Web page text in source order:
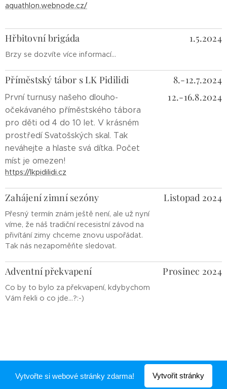
aquathlon.webnode.cz/
Hřbitovní brigáda
Brzy se dozvíte více informací...
1.5.2024
Příměstský tábor s LK Pidilidi
První turnusy našeho dlouho-
očekávaného příměstského tábora
pro děti od 4 do 10 let. V krásném
prostředí Svatošských skal. Tak
neváhejte a hlaste svá dítka. Počet
míst je omezen!
https://lkpidilidi.cz
8.-12.7.2024
12.-16.8.2024
Zahájení zimní sezóny
Přesný termín znám ještě není, ale už nyní
víme, že náš tradiční recesistní závod na
přivítání zimy chceme znovu uspořádat.
Tak nás nezapoměňte sledovat.
Listopad 2024
Adventní překvapení
Co by to bylo za překvapení, kdybychom
Vám řekli o co jde...?:-)
Prosinec 2024
Vytvořeno službouWebnode
Vytvořte si webové stránky zdarma! Vytvořit stránky